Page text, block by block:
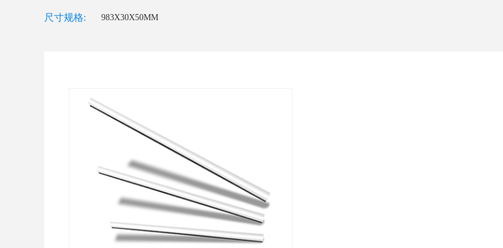
尺寸规格: 983X30X50MM